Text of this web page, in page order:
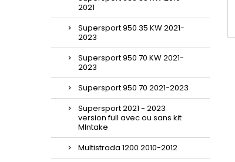
2021
Supersport 950 35 KW 2021-
2023
Supersport 950 70 KW 2021-
2023
Supersport 950 70 2021-2023
Supersport 2021 - 2023
version full avec ou sans kit
MIntake
Multistrada 1200 2010-2012